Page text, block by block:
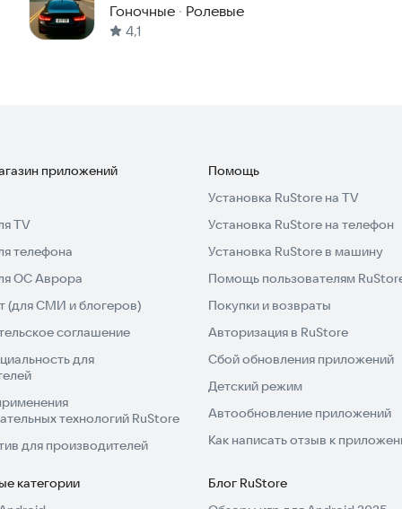
тех, кто любит простые, но захватывающие
реакция и драйв.
офлайн игры или гонки без интернета —
и начните своё безумное приключение на дороге!
Гоночные · Ролевые
4,1
приложений
TV
телефона
ОС Аврора
(для СМИ и блогеров)
соглашение
для
технологий RuStore
для производителей
Помощь
Установка RuStore на TV
Установка RuStore на телефон
Установка RuStore в машину
Помощь пользователям
Покупки и возвраты
Авторизация в RuStore
Сбой обновления приложений
Детский режим
Автообновление приложений
Как написать отзыв к
категории
Блог RuStore